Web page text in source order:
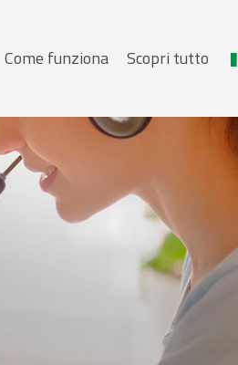
Menu
Come funziona Scopri tutto